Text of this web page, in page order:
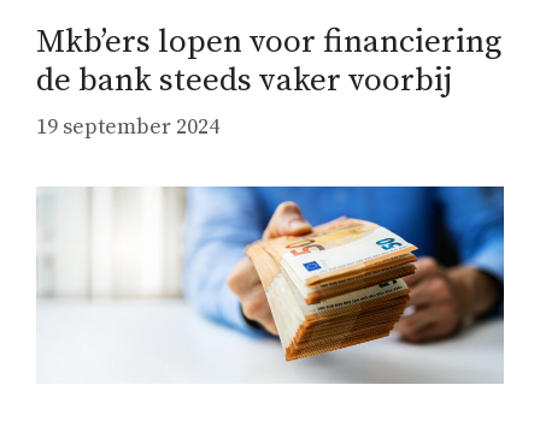
Mkb’ers lopen voor financiering
de bank steeds vaker voorbij
19 september 2024